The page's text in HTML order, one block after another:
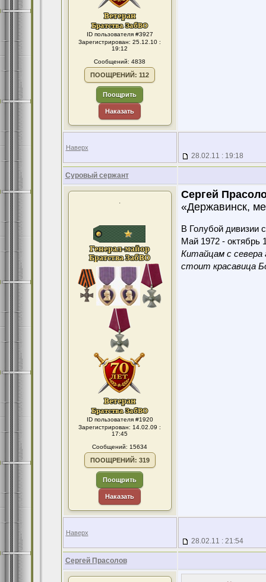
ID пользователя #3927
Зарегистрирован: 25.12.10 :
19:12
Сообщений: 4838
ПООЩРЕНИЙ: 112
Поощрить
Наказать
Наверх
28.02.11 : 19:18
Суровый сержант
.
ID пользователя #1920
Зарегистрирован: 14.02.09 :
17:45
Сообщений: 15634
ПООЩРЕНИЙ: 319
Поощрить
Наказать
Сергей
«Державинск,
В Голубой дивизии
Май 1972 - октябрь
Китайцам с севера
стоит красавица
Наверх
28.02.11 : 21:54
Сергей Прасолов